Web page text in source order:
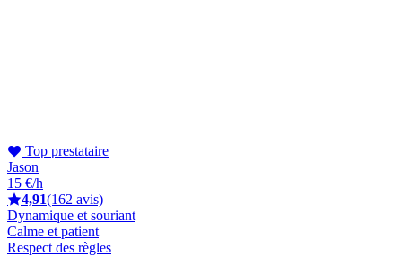
Top prestataire
Jason
15 €/h
4,91(162 avis)
Dynamique et souriant
Calme et patient
Respect des règles